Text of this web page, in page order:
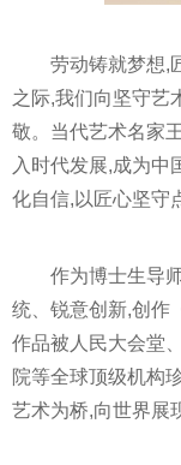
劳动铸就梦想,
之际,我们向坚守艺
敬。当代艺术名家
入时代发展,成为中
化自信,以匠心坚守
作为博士生导
统、锐意创新,创作
作品被人民大会堂
院等全球顶级机构
艺术为桥,向世界展